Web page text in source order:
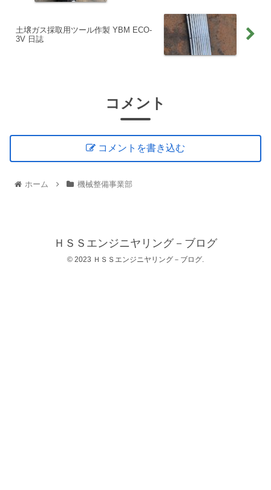
土壌ガス採取用ツール作製 YBM ECO-
3V 日誌
コメント
コメントを書き込む
ホーム 機械整備事業部
ＨＳＳエンジニヤリング－ブログ
© 2023 ＨＳＳエンジニヤリング－ブログ.